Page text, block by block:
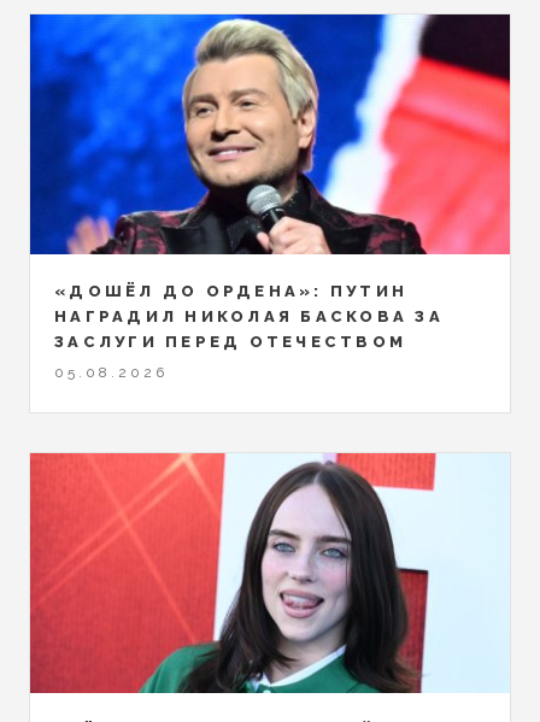
«ДОШЁЛ ДО ОРДЕНА»: ПУТИН
НАГРАДИЛ НИКОЛАЯ БАСКОВА ЗА
ЗАСЛУГИ ПЕРЕД ОТЕЧЕСТВОМ
05.08.2026